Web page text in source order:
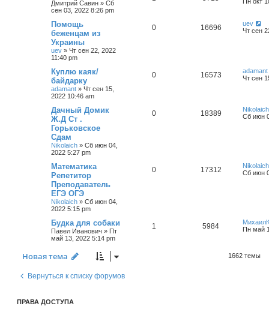
Дмитрий Савин » Сб
сен 03, 2022 8:26 pm
Помощь
беженцам из
Украины
uev » Чт сен 22, 2022
11:40 pm
0 16696
uev
Чт сен
Куплю каяк/
байдарку
adamant » Чт сен 15,
2022 10:46 am
0 16573
adamant
Чт сен
Дачный Домик
Ж.Д Ст .
Горьковское
Сдам
Nikolaich » Сб июн 04,
2022 5:27 pm
0 18389
Nikolaich
Сб июн
Математика
Репетитор
Преподаватель
ЕГЭ ОГЭ
Nikolaich » Сб июн 04,
2022 5:15 pm
0 17312
Nikolaich
Сб июн
Будка для собаки
Павел Иванович » Пт
май 13, 2022 5:14 pm
1 5984
МихаилК
Пн май
Новая тема 1662 темы
Вернуться к списку форумов
ПРАВА ДОСТУПА